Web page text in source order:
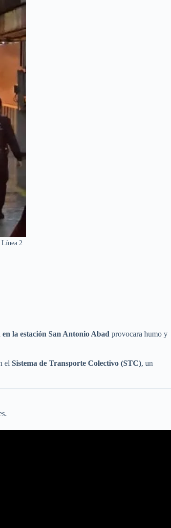
Línea 2
en la estación San Antonio Abad provocara humo y
el Sistema de Transporte Colectivo (STC), un